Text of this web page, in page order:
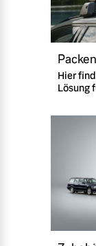
Hier
Lösung